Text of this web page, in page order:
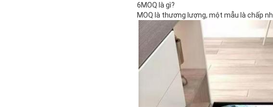
6MOQ là gì?
MOQ là thương lượng, một mẫu là chấp